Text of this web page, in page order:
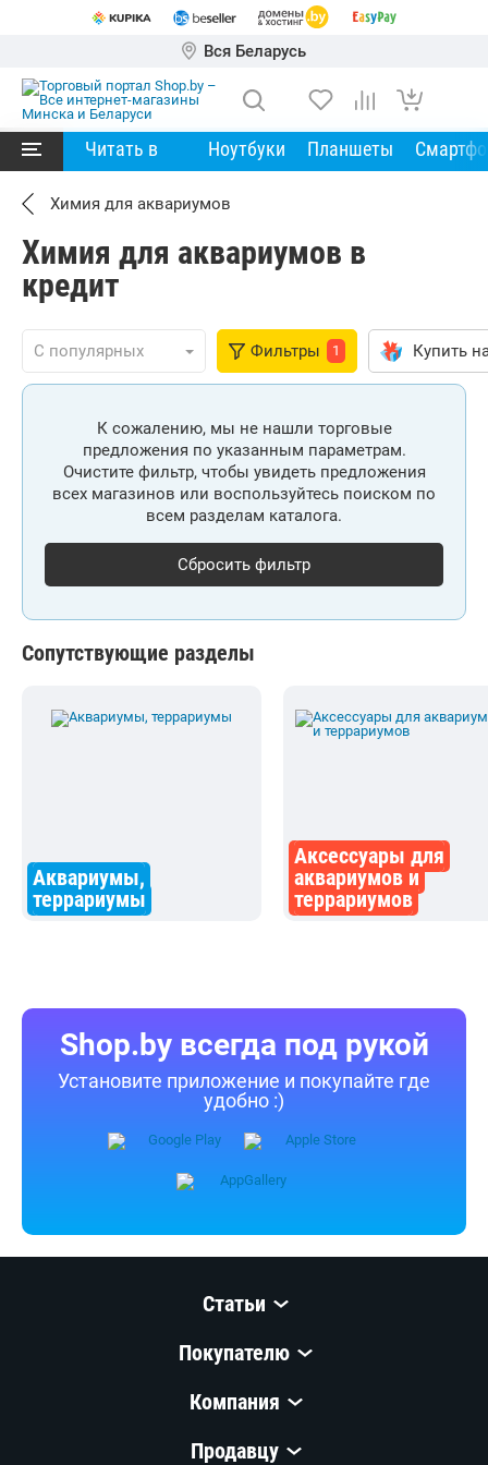
Вся Беларусь
Читать в Ноутбуки Планшеты
Химия для аквариумов
Химия для аквариумов в
кредит
Фильтры 1 Купить
К сожалению, мы не нашли торговые
предложения по указанным параметрам.
Очистите фильтр, чтобы увидеть предложения
всех магазинов или воспользуйтесь поиском по
всем разделам каталога.
Сбросить фильтр
Сопутствующие разделы
Аквариумы,
террариумы
Аксессуары для
аквариумов и
террариумов
Shop.by всегда под рукой
Установите приложение и покупайте где
удобно :)
Статьи
Покупателю
Компания
Продавцу